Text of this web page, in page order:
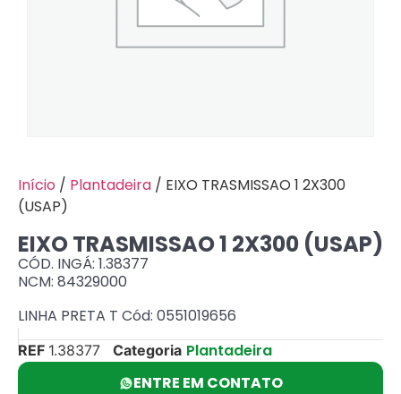
Início / Plantadeira / EIXO TRASMISSAO 1 2X300
(USAP)
EIXO TRASMISSAO 1 2X300 (USAP)
CÓD. INGÁ: 1.38377
NCM: 84329000
LINHA PRETA T Cód: 0551019656
REF 1.38377 Categoria Plantadeira
ENTRE EM CONTATO